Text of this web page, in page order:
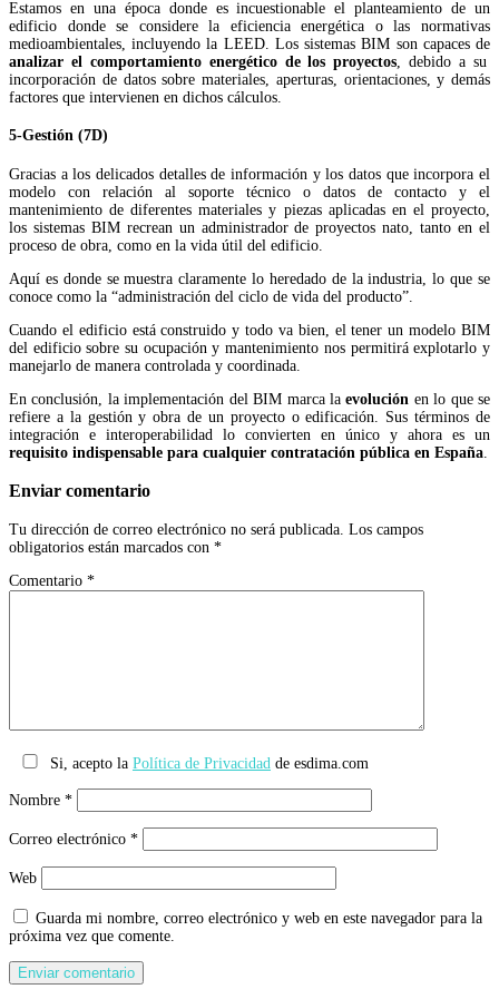
Estamos en una época donde es incuestionable el planteamiento de un
edificio donde se considere la eficiencia energética o las normativas
medioambientales, incluyendo la LEED. Los sistemas BIM son capaces de
analizar el comportamiento energético de los proyectos , debido a su
incorporación de datos sobre materiales, aperturas, orientaciones, y demás
factores que intervienen en dichos cálculos.
5-Gestión (7D)
Gracias a los delicados detalles de información y los datos que incorpora el
modelo con relación al soporte técnico o datos de contacto y el
mantenimiento de diferentes materiales y piezas aplicadas en el proyecto,
los sistemas BIM recrean un administrador de proyectos nato, tanto en el
proceso de obra, como en la vida útil del edificio.
Aquí es donde se muestra claramente lo heredado de la industria, lo que se
conoce como la “administración del ciclo de vida del producto”.
Cuando el edificio está construido y todo va bien, el tener un modelo BIM
del edificio sobre su ocupación y mantenimiento nos permitirá explotarlo y
manejarlo de manera controlada y coordinada.
En conclusión, la implementación del BIM marca laevolución en lo que se
refiere a la gestión y obra de un proyecto o edificación. Sus términos de
integración e interoperabilidad lo convierten en único y ahora es un
requisito indispensable para cualquier contratación pública en España.
Enviar comentario
Tu dirección de correo electrónico no será publicada. Los campos
obligatorios están marcados con *
Comentario *
Si, acepto la Política de Privacidad de esdima.com
Nombre *
Correo electrónico *
Web
Guarda mi nombre, correo electrónico y web en este navegador para la
próxima vez que comente.